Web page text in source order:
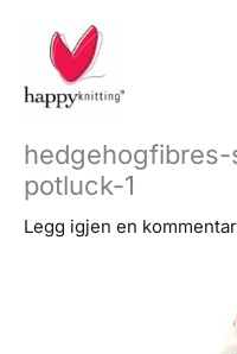
innholdet
potluck-1
Legg igjen en kommentar